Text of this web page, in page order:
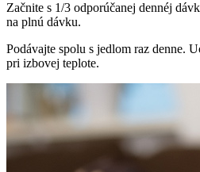
Začnite s 1/3 odporúčanej dennéj
na plnú dávku.
Podávajte spolu s jedlom raz denne.
pri izbovej teplote.